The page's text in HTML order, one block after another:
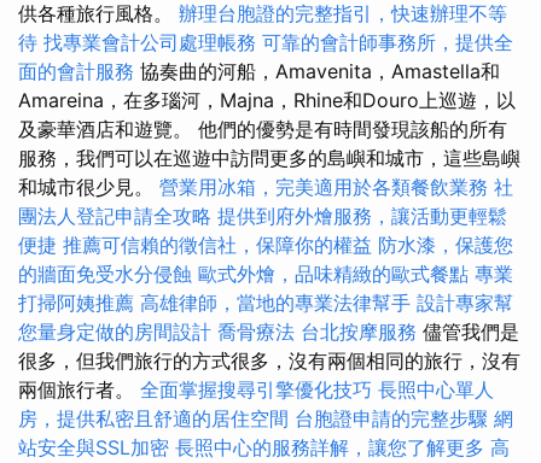
供各種旅行風格。 辦理台胞證的完整指引，快速辦理不等
待 找專業會計公司處理帳務 可靠的會計師事務所，提供全
面的會計服務 協奏曲的河船，Amavenita，Amastella和
Amareina，在多瑙河，Majna，Rhine和Douro上巡遊，以
及豪華酒店和遊覽。 他們的優勢是有時間發現該船的所有
服務，我們可以在巡遊中訪問更多的島嶼和城市，這些島嶼
和城市很少見。 營業用冰箱，完美適用於各類餐飲業務 社
團法人登記申請全攻略 提供到府外燴服務，讓活動更輕鬆
便捷 推薦可信賴的徵信社，保障你的權益 防水漆，保護您
的牆面免受水分侵蝕 歐式外燴，品味精緻的歐式餐點 專業
打掃阿姨推薦 高雄律師，當地的專業法律幫手 設計專家幫
您量身定做的房間設計 喬骨療法 台北按摩服務 儘管我們是
很多，但我們旅行的方式很多，沒有兩個相同的旅行，沒有
兩個旅行者。 全面掌握搜尋引擎優化技巧 長照中心單人
房，提供私密且舒適的居住空間 台胞證申請的完整步驟 網
站安全與SSL加密 長照中心的服務詳解，讓您了解更多 高